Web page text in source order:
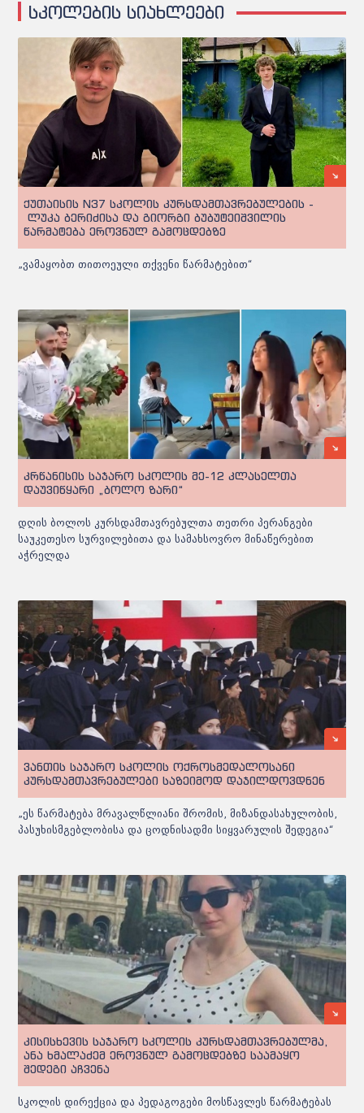
სკოლების სიახლეები
ქუთაისის N37 სკოლის კურსდამთავრებულების -
ლუკა ბერიძისა და გიორგი ბუბუტეიშვილის
წარმატება ეროვნულ გამოცდებზე
„ვამაყობთ თითოეული თქვენი წარმატებით“
კრწანისის საჯარო სკოლის მე-12 კლასელთა
დაუვიწყარი „ბოლო ზარი“
დღის ბოლოს კურსდამთავრებულთა თეთრი პერანგები
საუკეთესო სურვილებითა და სამახსოვრო მინაწერებით
აჭრელდა
ვანთის საჯარო სკოლის ოქროსმედალოსანი
კურსდამთავრებულები საზეიმოდ დაჯილდოვდნენ
„ეს წარმატება მრავალწლიანი შრომის, მიზანდასახულობის,
პასუხისმგებლობისა და ცოდნისადმი სიყვარულის შედეგია“
კისისხევის საჯარო სკოლის კურსდამთავრებულმა,
ანა ხმალაძემ ეროვნულ გამოცდებზე საამაყო
შედეგი აჩვენა
სკოლის დირექცია და პედაგოგები მოსწავლეს წარმატებას